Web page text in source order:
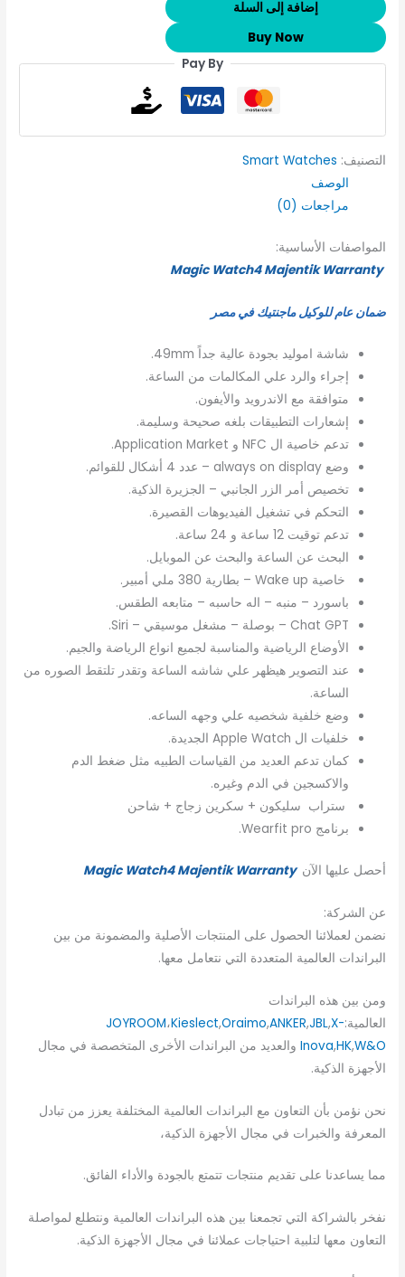
إضافة إلى السلة
Buy Now
Pay By
التصنيف: Smart Watches
الوصف
مراجعات (0)
المواصفات الأساسية:
Magic Watch4 Majentik Warranty
ضمان عام للوكيل ماجنتيك في مصر
شاشة اموليد بجودة عالية جداً 49mm.
إجراء والرد علي المكالمات من الساعة.
متوافقة مع الاندرويد والأيفون.
إشعارات التطبيقات بلغه صحيحة وسليمة.
تدعم خاصية ال NFC و Application Market.
وضع always on display – عدد 4 أشكال للقوائم.
تخصيص أمر الزر الجانبي – الجزيرة الذكية.
التحكم في تشغيل الفيديوهات القصيرة.
تدعم توقيت 12 ساعة و 24 ساعة.
البحث عن الساعة والبحث عن الموبايل.
خاصية Wake up – بطارية 380 ملي أمبير.
باسورد – منبه – اله حاسبه – متابعه الطقس.
Chat GPT – بوصلة – مشغل موسيقي – Siri.
الأوضاع الرياضية والمناسبة لجميع انواع الرياضة والجيم.
عند التصوير هيظهر علي شاشه الساعة وتقدر تلتقط الصوره من
الساعة.
وضع خلفية شخصيه علي وجهه الساعه.
خلفيات ال Apple Watch الجديدة.
كمان تدعم العديد من القياسات الطبيه مثل ضغط الدم
والاكسجين في الدم وغيره.
ستراب سليكون + سكرين زجاج + شاحن
برنامج Wearfit pro.
أحصل عليها الآن Magic Watch4 Majentik Warranty
عن الشركة:
نضمن لعملائنا الحصول على المنتجات الأصلية والمضمونة من بين
البراندات العالمية المتعددة التي نتعامل معها.
ومن بين هذه البراندات
العالمية:
JOYROOM،Kieslect,Oraimo,ANKER,JBL,X-
Inova,HK,W&O
والعديد من البراندات الأخرى المتخصصة في مجال
الأجهزة الذكية.
نحن نؤمن بأن التعاون مع البراندات العالمية المختلفة يعزز من تبادل
المعرفة والخبرات في مجال الأجهزة الذكية،
مما يساعدنا على تقديم منتجات تتمتع بالجودة والأداء الفائق.
نفخر بالشراكة التي تجمعنا بين هذه البراندات العالمية ونتطلع لمواصلة
التعاون معها لتلبية احتياجات عملائنا في مجال الأجهزة الذكية.